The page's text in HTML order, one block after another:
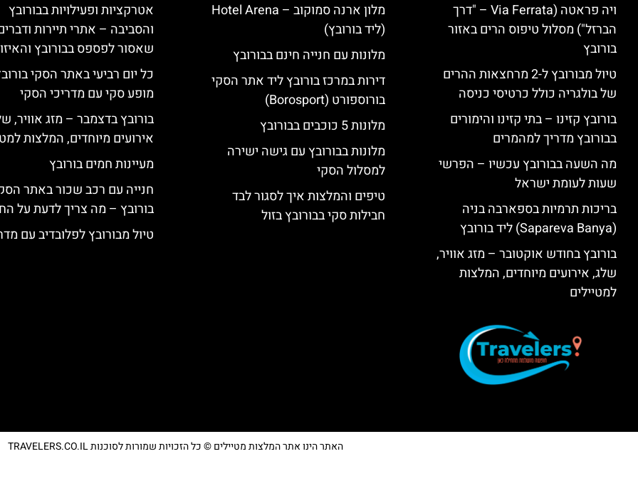
ויה פראטה (Via Ferrata – "דרך
הברזל") מסלול טיפוס הרים באזור
בורובץ
טיול מבורובץ ל-2 מרחצאות ההרים
של בולגריה כולל כרטיסי כניסה
בורובץ קזינו – בתי קזינו והימורים
בבורובץ מדריך למהמרים
מה השעה בבורובץ עכשיו – הפרשי
שעות לעומת ישראל
בריכות תרמיות בספארבה בניה
(Sapareva Banya) ליד בורובץ
בורובץ בחודש אוקטובר – מזג אוויר,
שלג, אירועים מיוחדים, המלצות
למטיילים
מלון ארנה סמוקוב – Hotel Arena
(ליד בורובץ)
מלונות עם חנייה חינם בבורובץ
דירות במרכז בורובץ ליד אתר הסקי
בורוספורט (Borosport)
מלונות 5 כוכבים בבורובץ
מלונות בבורובץ עם גישה ישירה
למסלול הסקי
טיפים והמלצות איך לסגור לבד
חבילות סקי בבורובץ בזול
אטרקציות ופעילויות בבורובץ
והסביבה – אתרי תיירות
שאסור לפספס בבורובץ
כל יום רביעי באתר הסקי
מופע סקי עם מדריכי הסקי
בורובץ בדצמבר – מזג אוויר,
אירועים מיוחדים, המלצות
מעיינות חמים בורובץ
חנייה עם רכב שכור באתר
בורובץ – מה צריך לדעת על
טיול מבורובץ לפלובדיב עם
האתר הינו אתר המלצות מטיילים © כל הזכויות שמורות לסוכנות TRAVELERS.CO.IL